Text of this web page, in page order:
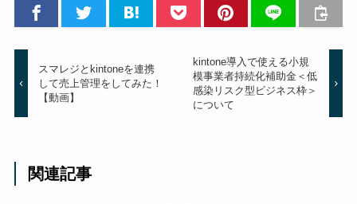
スマレジとkintoneを連携
して売上管理をしてみた！
【動画】
kintone導入で使える小規
模事業者持続化補助金＜低
感染リスク型ビジネス枠＞
について
関連記事